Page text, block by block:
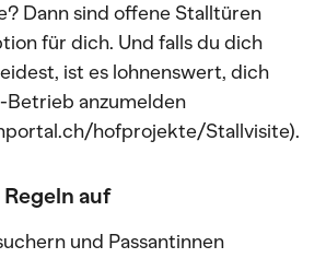
Dann sind offene Stalltüren
für dich. Und falls du dich
ist es lohnenswert, dich
Betrieb anzumelden
hofprojekte/Stallvisite).
auf
und Passantinnen